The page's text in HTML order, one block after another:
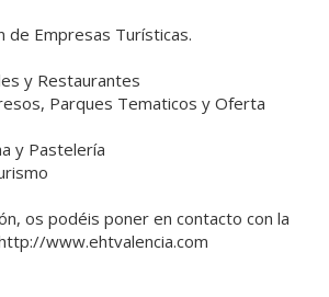
de Empresas Turísticas.
y Restaurantes
Parques Tematicos y Oferta
y Pastelería
os podéis poner en contacto con la
www.ehtvalencia.com